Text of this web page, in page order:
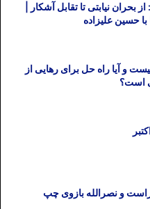
بحران نیابتی تا تقابل آشکار |
حسین علیزاده
و آیا راه حل برای رهایی از
است؟
و نصرالله بازوی چپ